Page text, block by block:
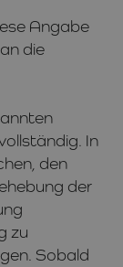
Angabe
die
In
den
der
zu
Sobald